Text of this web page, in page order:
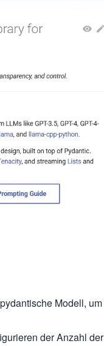
Modell, um
der Anzahl der